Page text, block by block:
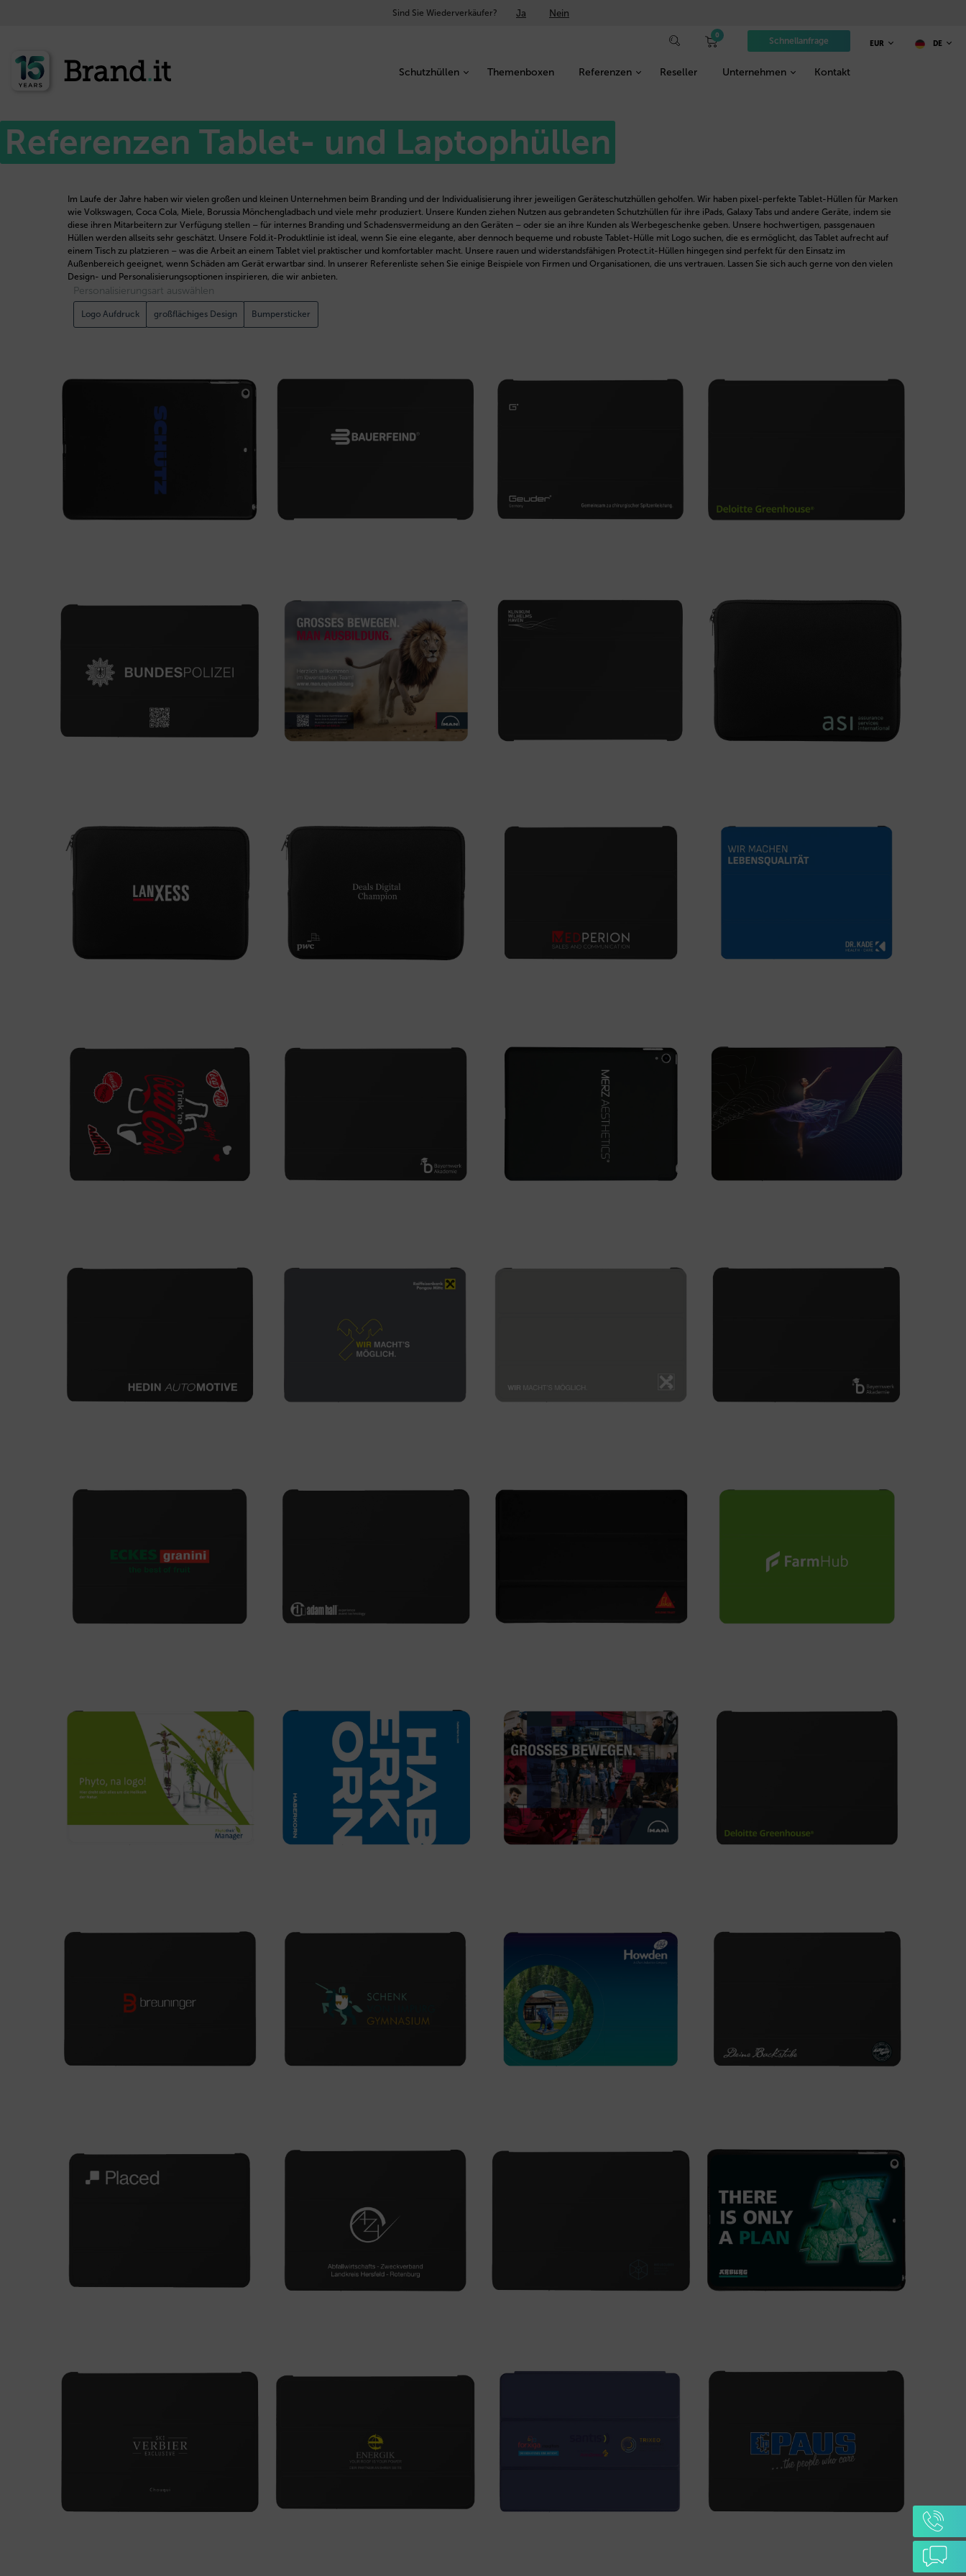
Sind Sie Wiederverkäufer? Ja Nein
Schnellanfrage
0
Schutzhüllen Themenboxen Referenzen Reseller Unternehmen Kontakt
EUR DE
Referenzen Tablet- und Laptophüllen
Im Laufe der Jahre haben wir vielen großen und kleinen Unternehmen beim Branding und der Individualisierung ihrer jeweiligen Geräteschutzhüllen geholfen. Wir haben pixel-perfekte Tablet-Hüllen für Marken
wie Volkswagen, Coca Cola, Miele, Borussia Mönchengladbach und viele mehr produziert. Unsere Kunden ziehen Nutzen aus gebrandeten Schutzhüllen für ihre iPads, Galaxy Tabs und andere Geräte, indem sie
diese ihren Mitarbeitern zur Verfügung stellen – für internes Branding und Schadensvermeidung an den Geräten – oder sie an ihre Kunden als Werbegeschenke geben. Unsere hochwertigen, passgenauen
Hüllen werden allseits sehr geschätzt. Unsere Fold.it-Produktlinie ist ideal, wenn Sie eine elegante, aber dennoch bequeme und robuste Tablet-Hülle mit Logo suchen, die es ermöglicht, das Tablet aufrecht auf
einem Tisch zu platzieren – was die Arbeit an einem Tablet viel praktischer und komfortabler macht. Unsere rauen und widerstandsfähigen Protect.it-Hüllen hingegen sind perfekt für den Einsatz im
Außenbereich geeignet, wenn Schäden am Gerät erwartbar sind. In unserer Referenliste sehen Sie einige Beispiele von Firmen und Organisationen, die uns vertrauen. Lassen Sie sich auch gerne von den vielen
Design- und Personalisierungsoptionen inspirieren, die wir anbieten.
Personalisierungsart auswählen
Logo Aufdruck großflächiges Design Bumpersticker